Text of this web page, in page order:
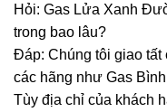
Hỏi: Gas Lửa Xanh
trong bao lâu?
Đáp: Chúng tôi giao tất
các hãng như Gas
Tùy địa chỉ của khách